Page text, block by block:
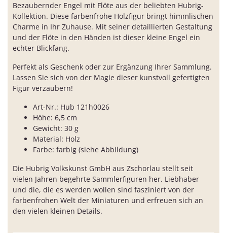
Bezaubernder Engel mit Flöte aus der beliebten Hubrig-
Kollektion. Diese farbenfrohe Holzfigur bringt himmlischen
Charme in Ihr Zuhause. Mit seiner detaillierten Gestaltung
und der Flöte in den Händen ist dieser kleine Engel ein
echter Blickfang.
Perfekt als Geschenk oder zur Ergänzung Ihrer Sammlung.
Lassen Sie sich von der Magie dieser kunstvoll gefertigten
Figur verzaubern!
Art-Nr.: Hub 121h0026
Höhe: 6,5 cm
Gewicht: 30 g
Material: Holz
Farbe: farbig (siehe Abbildung)
Die Hubrig Volkskunst GmbH aus Zschorlau stellt seit
vielen Jahren begehrte Sammlerfiguren her. Liebhaber
und die, die es werden wollen sind fasziniert von der
farbenfrohen Welt der Miniaturen und erfreuen sich an
den vielen kleinen Details.